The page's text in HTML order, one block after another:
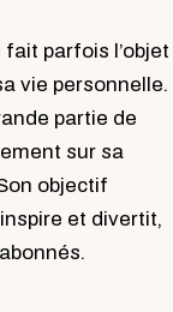
parfois l’objet
vie personnelle.
partie de
sur sa
objectif
et divertit,